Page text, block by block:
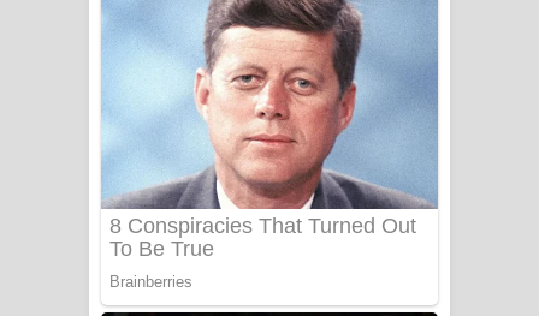
Aye Lanweela Song Lyrics - ආයේ
ලංවීලා ගීතයේ පද පෙළ
Ala purannata Song Lyrics - ආල
පුරන්නට ගීතයේ පද පෙළ
FEVER DREAM Lyrics - Alex Warren